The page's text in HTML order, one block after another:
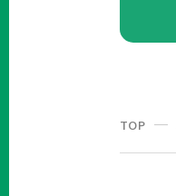
TOP